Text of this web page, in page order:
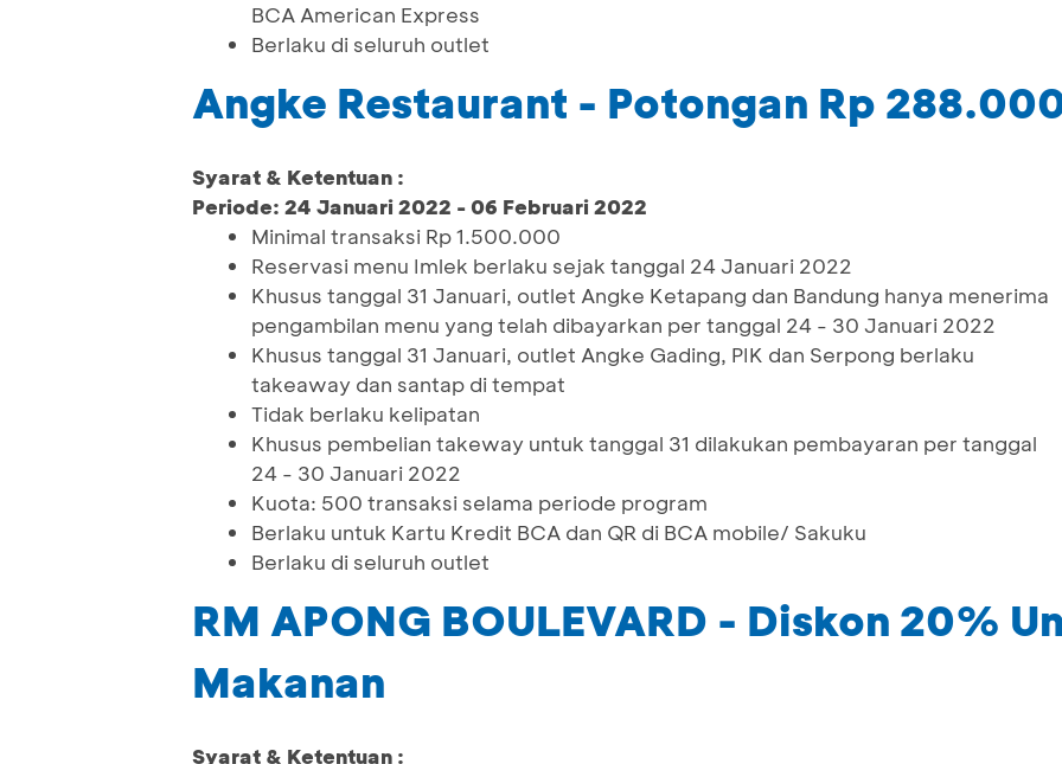
BCA American Express
Berlaku di seluruh outlet
Angke Restaurant - Potongan Rp
Syarat & Ketentuan :
Periode: 24 Januari 2022 - 06 Februari 2022
Minimal transaksi Rp 1.500.000
Reservasi menu Imlek berlaku sejak tanggal 24 Januari 2022
Khusus tanggal 31 Januari, outlet Angke Ketapang dan Bandung hanya menerima
pengambilan menu yang telah dibayarkan per tanggal 24 - 30 Januari 2022
Khusus tanggal 31 Januari, outlet Angke Gading, PIK dan Serpong berlaku
takeaway dan santap di tempat
Tidak berlaku kelipatan
Khusus pembelian takeway untuk tanggal 31 dilakukan pembayaran per tanggal
24 - 30 Januari 2022
Kuota: 500 transaksi selama periode program
Berlaku untuk Kartu Kredit BCA dan QR di BCA mobile/ Sakuku
Berlaku di seluruh outlet
RM APONG BOULEVARD - Diskon 20%
Makanan
Syarat & Ketentuan :